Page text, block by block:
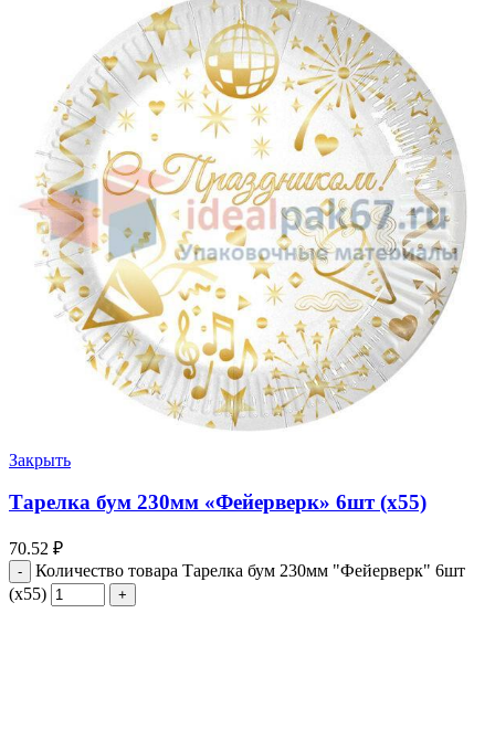
Закрыть
Тарелка бум 230мм «Фейерверк» 6шт (х55)
70.52 ₽
Количество товара Тарелка бум 230мм "Фейерверк" 6шт
(х55)